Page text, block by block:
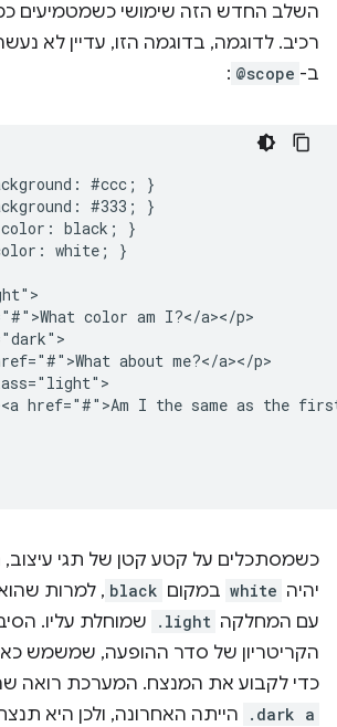
השלב החדש הזה שימושי כשמטמיעים
רכיב. לדוגמה, בדוגמה הזו, עדיין לא
ב- @scope
:
#ccc; }
#333; }
black; }
white; }
color am I?</a></p>
about me?</a></p>
href="#">Am I the same as the
כשמסתכלים על קטע קטן של תגי עיצוב,
יהיה white במקום black , למרות
עם המחלקה .light
שמוחלת עליו.
כדי לקבוע את המנצח. המערכת רואה
.dark a הייתה האחרונה, ולכן היא